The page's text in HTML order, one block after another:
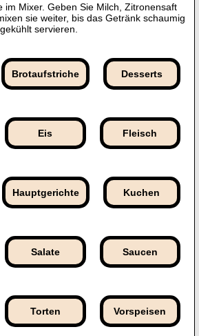
im Mixer. Geben Sie Milch, Zitronensaft
sie weiter, bis das Getränk schaumig
servieren.
Brotaufstriche Desserts
Eis Fleisch
Hauptgerichte Kuchen
Salate Saucen
Torten Vorspeisen